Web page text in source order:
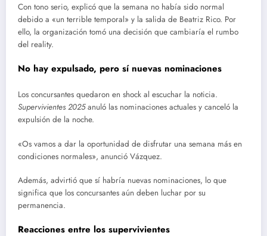
Con tono serio, explicó que la semana no había sido normal
debido a «un terrible temporal» y la salida de Beatriz Rico. Por
ello, la organización tomó una decisión que cambiaría el rumbo
del reality.
No hay expulsado, pero sí nuevas nominaciones
Los concursantes quedaron en shock al escuchar la noticia.
Supervivientes 2025anuló las nominaciones actuales y canceló la
expulsión de la noche.
«Os vamos a dar la oportunidad de disfrutar una semana más en
condiciones normales», anunció Vázquez.
Además, advirtió que sí habría nuevas nominaciones, lo que
significa que los concursantes aún deben luchar por su
permanencia.
Reacciones entre los supervivientes